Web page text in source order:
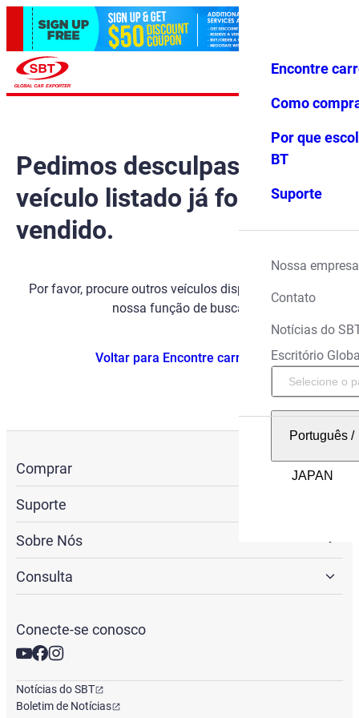
Favoritos Menu
Encontre
Como
Por que
BT
Suporte
Nossa empresa
Contato
Notícias do
Escritório
Português/
Pedimos desculpas, mas o
veículo listado já foi
vendido.
Por favor, procure outros veículos disponíveis usando
nossa função de busca.
Voltar para Encontre carros
Comprar
Suporte
Sobre Nós
Consulta
Conecte-se conosco
Notícias do SBT
Boletim de Notícias